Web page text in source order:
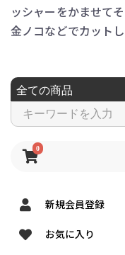
0
新規会員登録
お気に入り
ッシャーをかませて
金ノコなどでカット